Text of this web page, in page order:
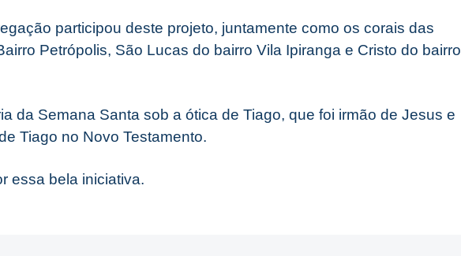
participou deste projeto, juntamente como os corais das
Petrópolis, São Lucas do bairro Vila Ipiranga e Cristo do bairro
da Semana Santa sob a ótica de Tiago, que foi irmão de Jesus e
Tiago no Novo Testamento.
essa bela iniciativa.